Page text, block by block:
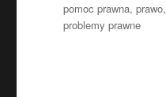
Tagi
pomoc prawna,prawo,
problemy prawne